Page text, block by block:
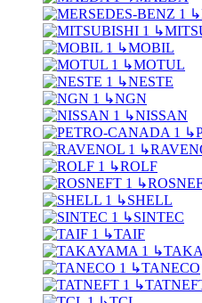
↳
↳
↳MOBIL
↳MOTUL
↳NESTE
↳NGN
↳NISSAN
↳
↳
↳ROLF
↳
↳SHELL
↳SINTEC
↳TAIF
↳
↳TANECO
↳